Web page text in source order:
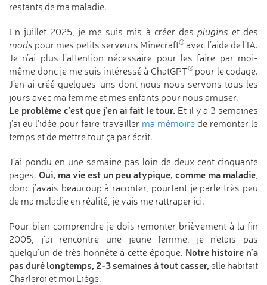
restants de ma maladie.
En juillet 2025, je me suis mis à créer des plugins et des
mods pour mes petits serveurs Minecraft® avec l’aide de l’IA.
Je n’ai plus l’attention nécessaire pour les faire par moi-
même donc je me suis intéressé à ChatGPT®pour le codage.
J’en ai créé quelques-uns dont nous nous servons tous les
jours avec ma femme et mes enfants pour nous amuser.
Le problème c’est que j’en ai fait le tour. Et il y a 3 semaines
j’ai eu l’idée pour faire travailler ma mémoirede remonter le
temps et de mettre tout ça par écrit.
J’ai pondu en une semaine pas loin de deux cent cinquante
pages. Oui, ma vie est un peu atypique, comme ma maladie,
donc j’avais beaucoup à raconter, pourtant je parle très peu
de ma maladie en réalité, je vais me rattraper ici.
Pour bien comprendre je dois remonter brièvement à la fin
2005, j’ai rencontré une jeune femme, je n’étais pas
quelqu’un de très honnête à cette époque. Notre histoire n’a
pas duré longtemps, 2-3 semaines à tout casser, elle habitait
Charleroi et moi Liège.